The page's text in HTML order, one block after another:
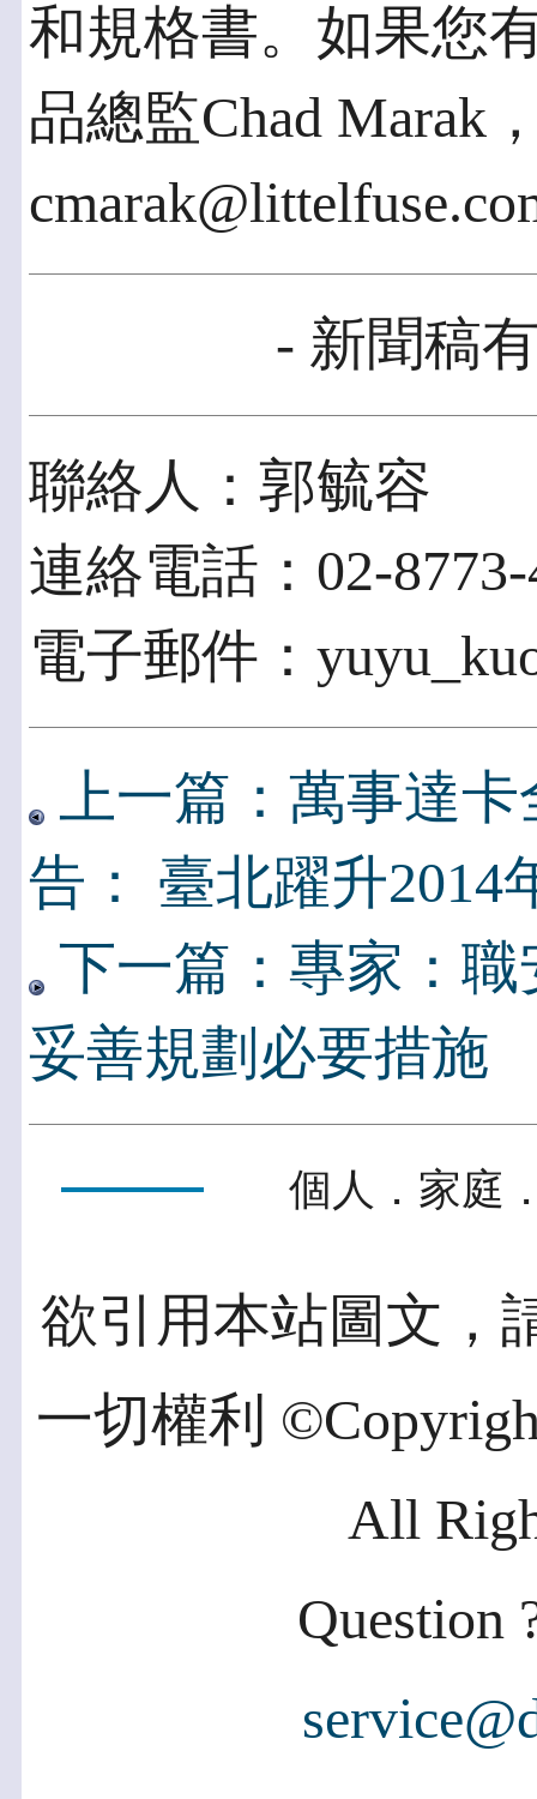
和規格書。如果您
品總監Chad Marak
- 新聞稿
聯絡人：郭毓容
連絡電話：02-8773-
電子郵件：
上一篇：萬事達
告： 臺北躍升2014
下一篇：專家：
妥善規劃必要措施
個人．家庭
欲引用本站圖文，
一切權利
All
Question